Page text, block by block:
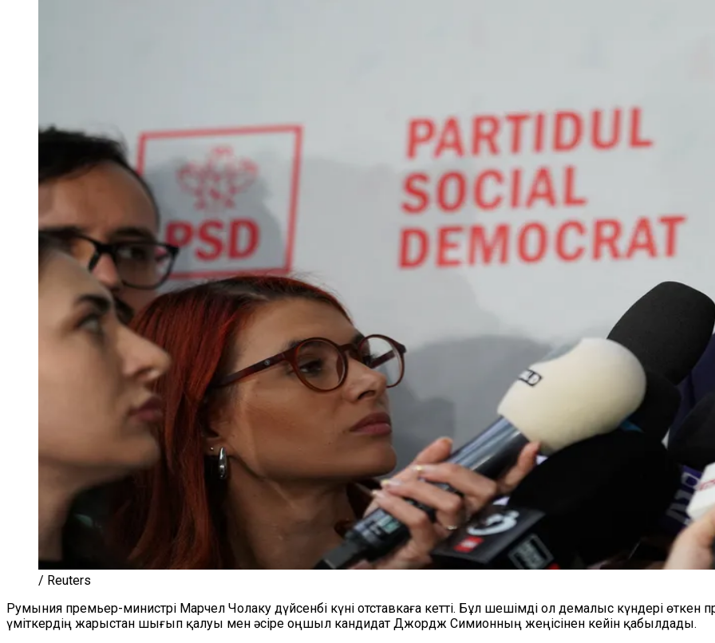
/ Reuters
Румыния премьер-министрі Марчел Чолаку дүйсенбі күні отставкаға кетті. Бұл шешімді ол демалыс күндері өткен
үміткердің жарыстан шығып қалуы мен әсіре оңшыл кандидат Джордж Симионның жеңісінен кейін қабылдады.